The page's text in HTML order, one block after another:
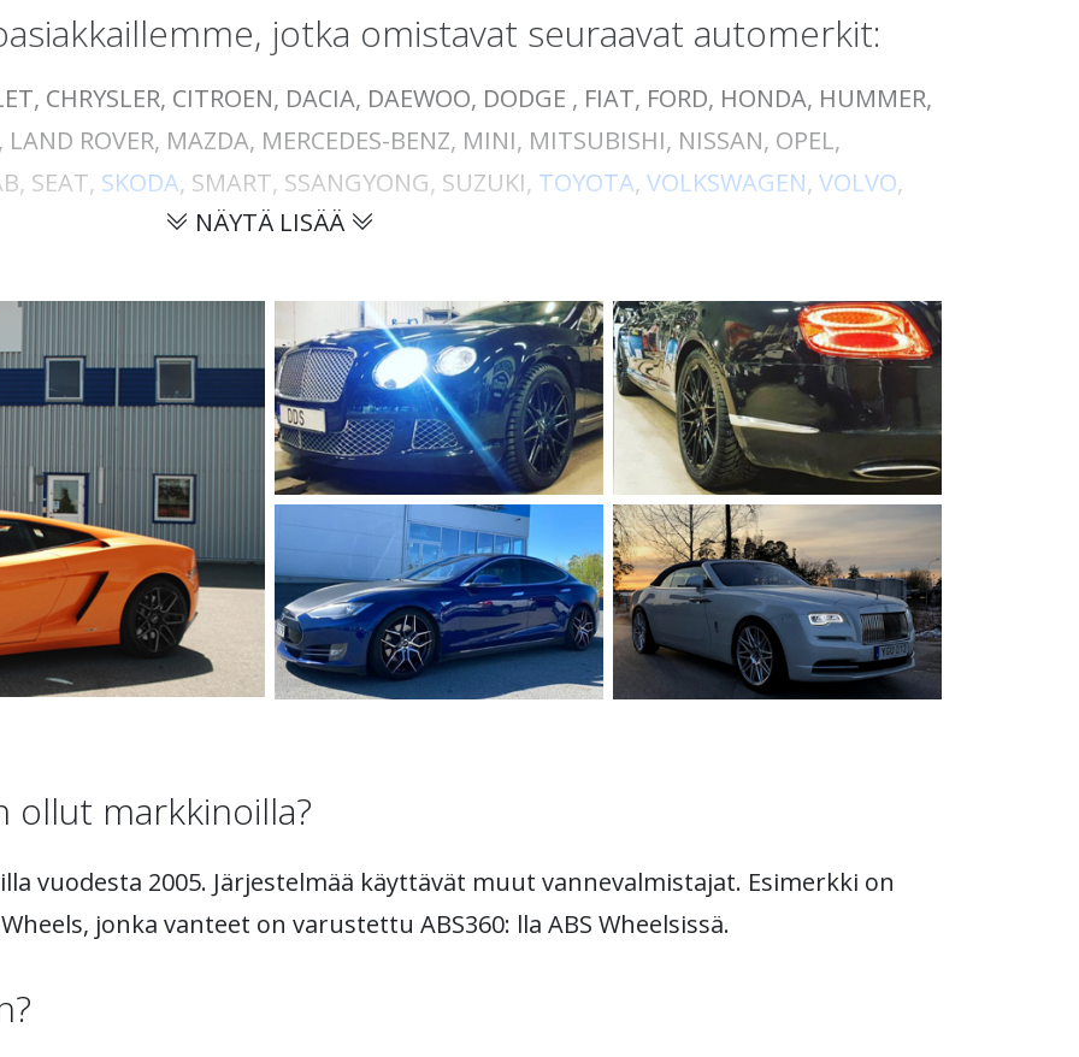
maailmassa (TUV). Nykyään kaikki virtausmuovauksen tuotanto tapahtuu
ABS360:n kuukauden keksinnöksi. Täältä löydät kaikki ruotsalaiset keksinnöt.
tunnettujen nimien, kuten Alfred Nobelin, kanssa", sanoi ABS Wheelsin
.LÄHDE
rakennetta vahvistamalla keski- ja pultinreikiä, mikä lisää vastusta +120 kiloa.
jotka omistavat seuraavat automerkit:
CHRYSLER, CITROEN, DACIA, DAEWOO, DODGE , FIAT, FORD, HONDA, HUMMER,
LAND ROVER, MAZDA, MERCEDES-BENZ, MINI, MITSUBISHI, NISSAN, OPEL,
SEAT, SKODA, SMART, SSANGYONG, SUZUKI, TOYOTA, VOLKSWAGEN, VOLVO,
NÄYTÄ LISÄÄ
ollut markkinoilla?
vuodesta 2005. Järjestelmää käyttävät muut vannevalmistajat. Esimerkki on
jonka vanteet on varustettu ABS360: lla ABS Wheelsissä.